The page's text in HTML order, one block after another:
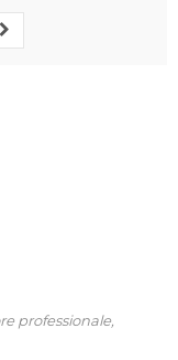
professionale,